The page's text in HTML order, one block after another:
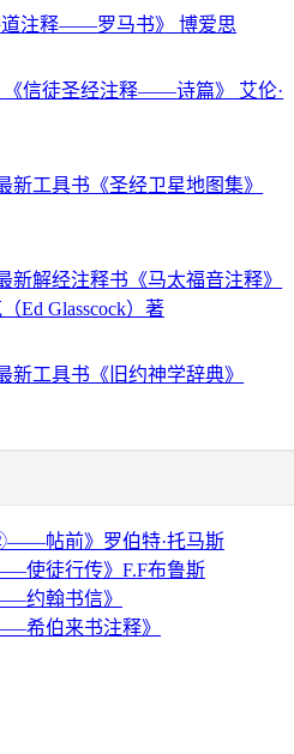
道注释——罗马书》 博爱思
《信徒圣经注释——诗篇》 艾伦·
新工具书《圣经卫星地图集》
新解经注释书《马太福音注释》
Ed Glasscock）著
新工具书《旧约神学辞典》
帖前》罗伯特·托马斯
使徒行传》F.F布鲁斯
约翰书信》
希伯来书注释》